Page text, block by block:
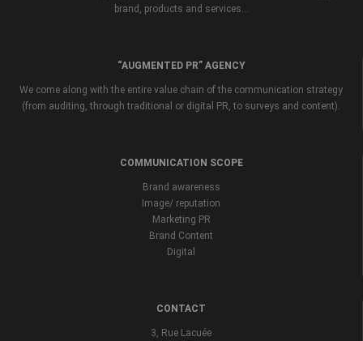
brand, products and services...
“AUGMENTED PR” AGENCY
We come along with the entire value chain of the communication strategy
(from auditing, through traditional or digital PR, to surveys and content).
COMMUNICATION SCOPE
Brand awareness
Image/ reputation
Marketing PR
Brand Content
Digital
CONTACT
3, Rue Lacuée